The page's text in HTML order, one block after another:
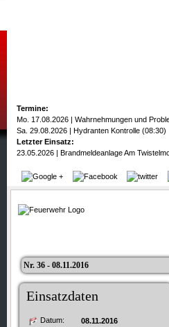
Termine:
Mo. 17.08.2026 | Wahrnehmungen und
Sa. 29.08.2026 | Hydranten Kontrolle (08:30)
Letzter Einsatz:
23.05.2026 | Brandmeldeanlage Am
Nr. 36 - 08.11.2016
Einsatzdaten
Datum: 08.11.2016